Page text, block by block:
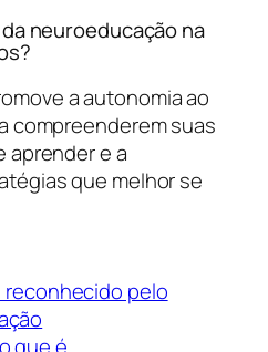
neuroeducação na
a autonomia ao
compreenderem suas
aprender e a
que melhor se
pelo
que é